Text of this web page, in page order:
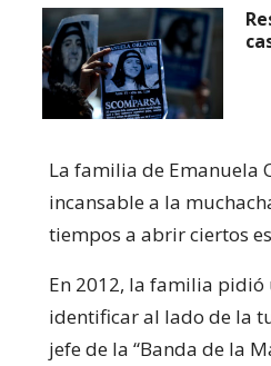
La familia de Emanuela
incansable a la
tiempos a abrir ciertos
En 2012, la familia pidió
identificar al lado de la
jefe de la “Banda de la